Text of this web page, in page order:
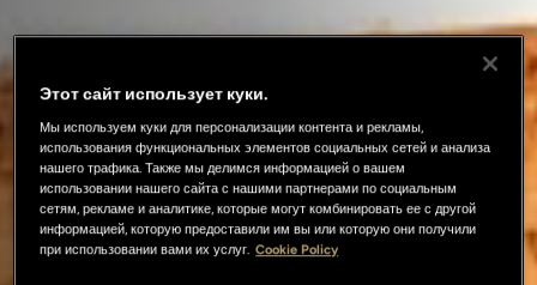
Этот сайт использует куки.
Мы используем куки для персонализации контента и рекламы,
использования функциональных элементов социальных сетей и анализа
нашего трафика. Также мы делимся информацией о вашем
использовании нашего сайта с нашими партнерами по социальным
сетям, рекламе и аналитике, которые могут комбинировать ее с другой
информацией, которую предоставили им вы или которую они получили
при использовании вами их услуг. Cookie Policy